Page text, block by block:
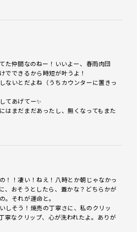
た仲間なのねー！いいよー、春雨肉団
でできるから時短が叶うよ！
ないとだよね（うちカウンターに置きっ
てあげてー✨
はまだまだあったし、無くなってもまた
！！凄い！ねえ！八時とか朝じゃなかっ
、おそうとしたら、蓋かな？どちらかが
。それが運命と。
しそう！焼売の丁寧さに、私のクリッ
寧なクリップ、心が洗われたよ。ありが